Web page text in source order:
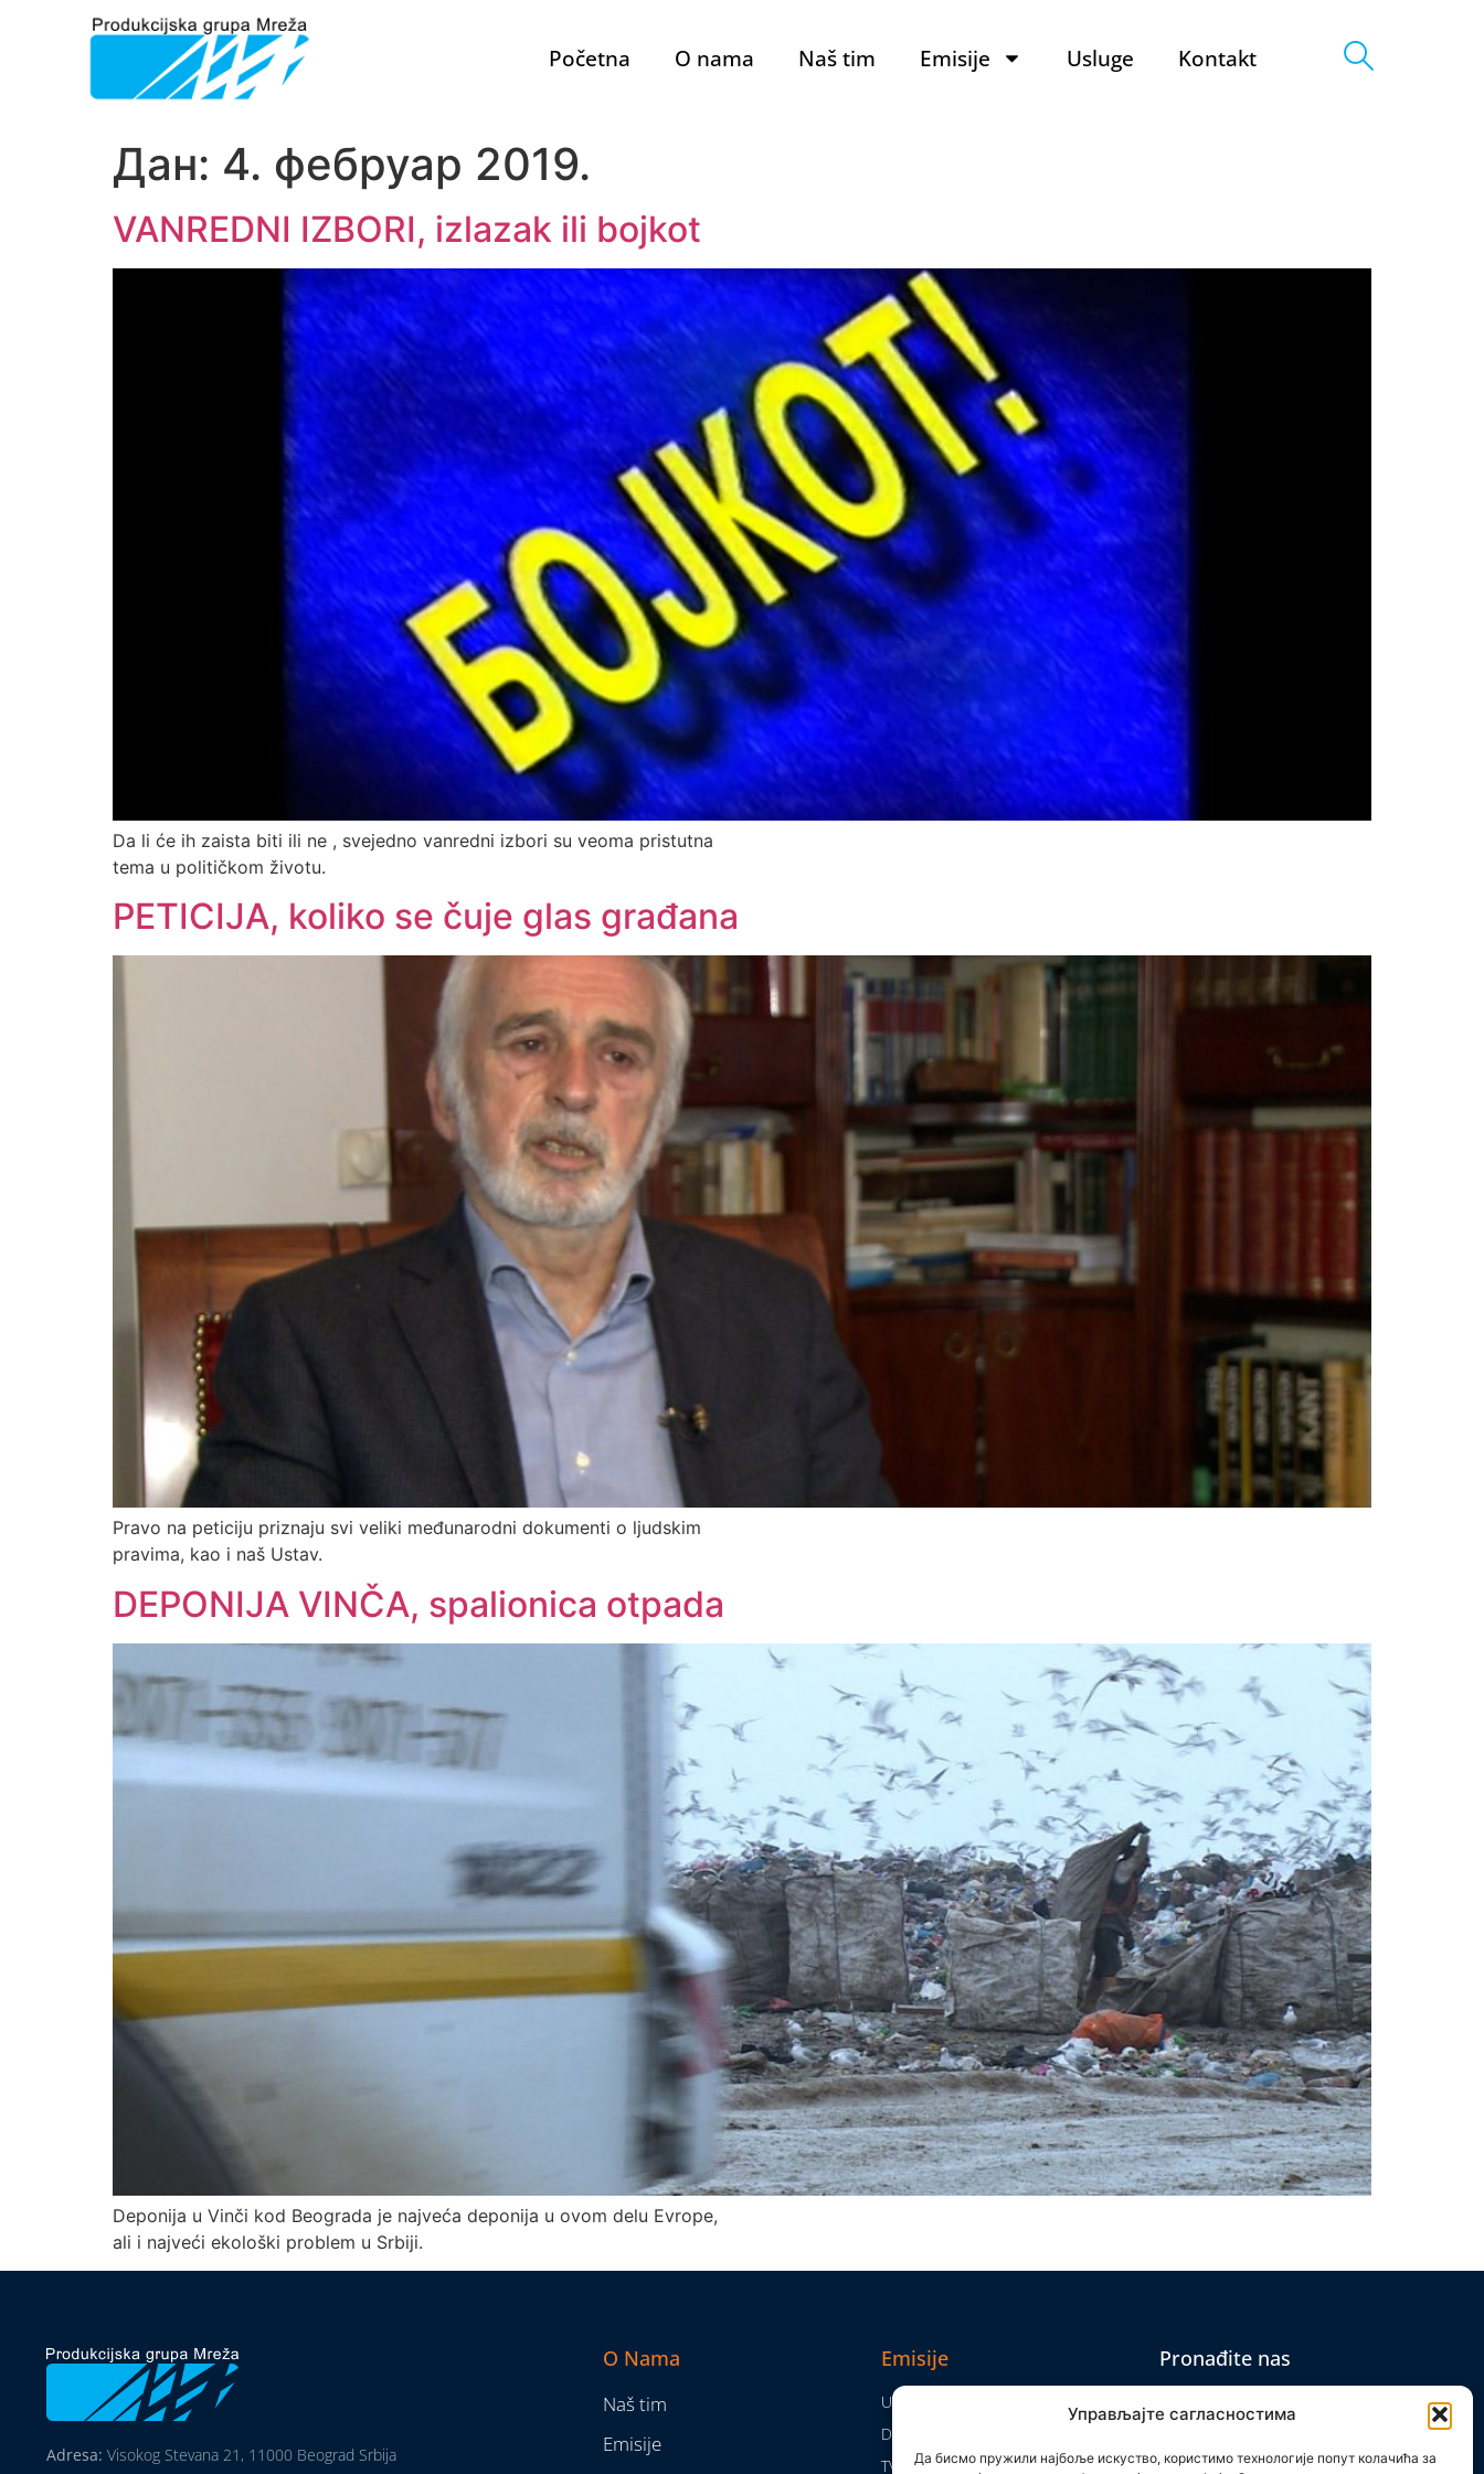
Управљајте сагласностима
Да бисмо пружили најбоље искуство, користимо технологије попут колачића за
Početna O nama Naš tim Emisije Usluge Kontakt
Дан: 4. фебруар 2019.
VANREDNI IZBORI, izlazak ili bojkot
Da li će ih zaista biti ili ne , svejedno vanredni izbori su veoma pristutna
tema u političkom životu.
PETICIJA, koliko se čuje glas građana
Pravo na peticiju priznaju svi veliki međunarodni dokumenti o ljudskim
pravima, kao i naš Ustav.
DEPONIJA VINČA, spalionica otpada
Deponija u Vinči kod Beograda je najveća deponija u ovom delu Evrope,
ali i najveći ekološki problem u Srbiji.
Adresa: Visokog Stevana 21, 11000 Beograd Srbija
O Nama
Naš tim
Emisije
Emisije
Utisak nedelje
Da nam nije...
TV Mreža
Pronađite nas